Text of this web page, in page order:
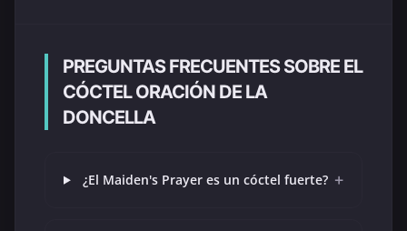
PREGUNTAS FRECUENTES SOBRE EL
CÓCTEL ORACIÓN DE LA
DONCELLA
¿El Maiden's Prayer es un cóctel fuerte? +